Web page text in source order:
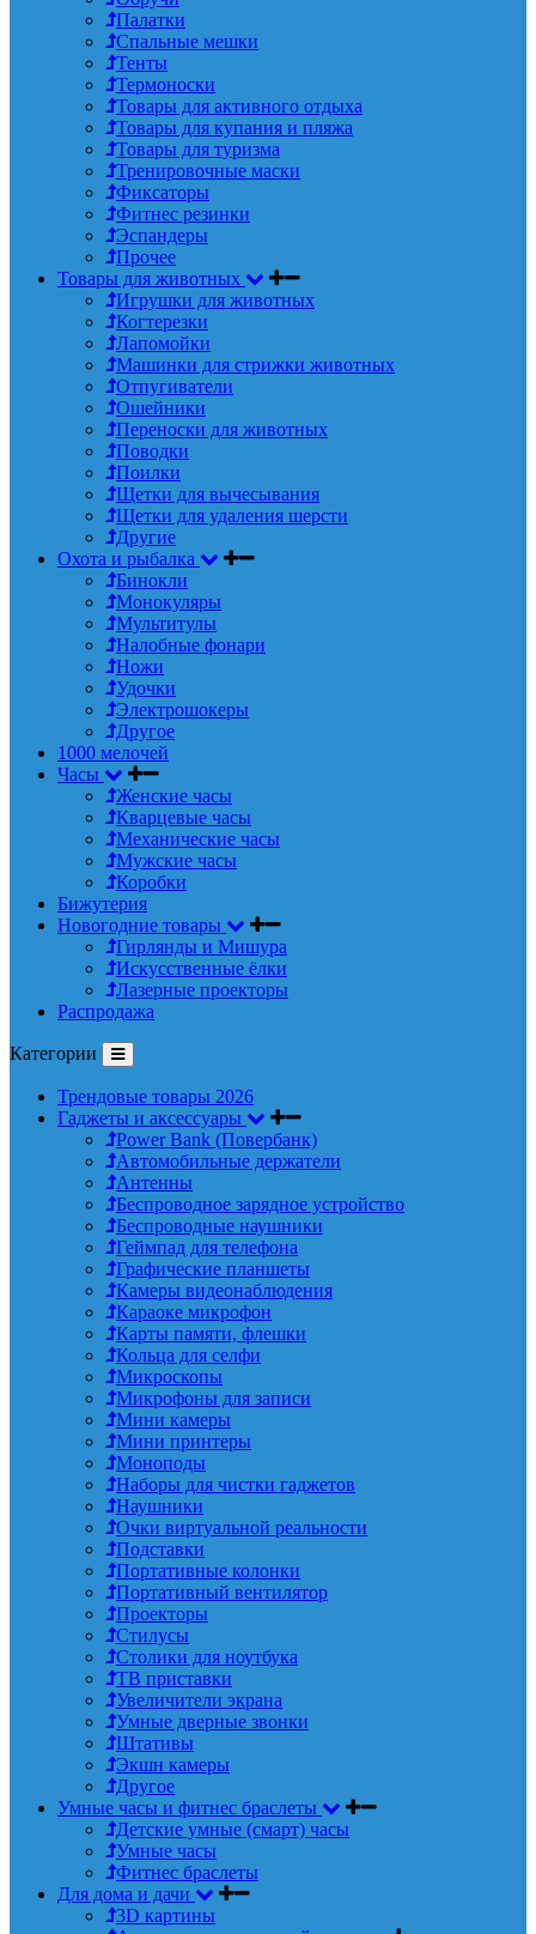
Палатки
Спальные мешки
Тенты
Термоноски
Товары для активного отдыха
Товары для купания и пляжа
Товары для туризма
Тренировочные маски
Фиксаторы
Фитнес резинки
Эспандеры
Прочее
Товары для животных
Игрушки для животных
Когтерезки
Лапомойки
Машинки для стрижки животных
Отпугиватели
Ошейники
Переноски для животных
Поводки
Поилки
Щетки для вычесывания
Щетки для удаления шерсти
Другие
Охота и рыбалка
Бинокли
Монокуляры
Мультитулы
Налобные фонари
Ножи
Удочки
Электрошокеры
Другое
1000 мелочей
Часы
Женские часы
Кварцевые часы
Механические часы
Мужские часы
Коробки
Бижутерия
Новогодние товары
Гирлянды и Мишура
Искусственные ёлки
Лазерные проекторы
Распродажа
Категории
Трендовые товары 2026
Гаджеты и аксессуары
Power Bank (Повербанк)
Автомобильные держатели
Антенны
Беспроводное зарядное устройство
Беспроводные наушники
Геймпад для телефона
Графические планшеты
Камеры видеонаблюдения
Караоке микрофон
Карты памяти, флешки
Кольца для селфи
Микроскопы
Микрофоны для записи
Мини камеры
Мини принтеры
Моноподы
Наборы для чистки гаджетов
Наушники
Очки виртуальной реальности
Подставки
Портативные колонки
Портативный вентилятор
Проекторы
Стилусы
Столики для ноутбука
ТВ приставки
Увеличители экрана
Умные дверные звонки
Штативы
Экшн камеры
Другое
Умные часы и фитнес браслеты
Детские умные (смарт) часы
Умные часы
Фитнес браслеты
Для дома и дачи
3D картины